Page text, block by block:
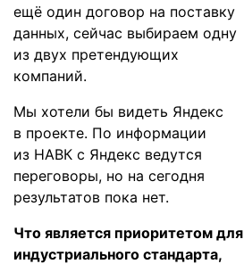
ещё один договор на поставку
данных, сейчас выбираем одну
из двух претендующих
компаний.
Мы хотели бы видеть Яндекс
в проекте. По информации
из НАВК с Яндекс ведутся
переговоры, но на сегодня
результатов пока нет.
Что является приоритетом для
индустриального стандарта,